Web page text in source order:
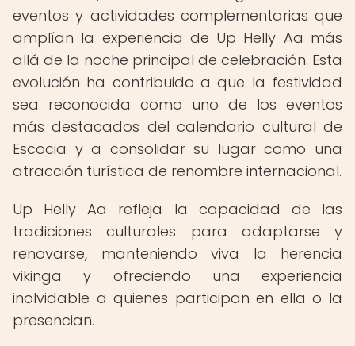
eventos y actividades complementarias que
amplían la experiencia de Up Helly Aa más
allá de la noche principal de celebración. Esta
evolución ha contribuido a que la festividad
sea reconocida como uno de los eventos
más destacados del calendario cultural de
Escocia y a consolidar su lugar como una
atracción turística de renombre internacional.
Up Helly Aa refleja la capacidad de las
tradiciones culturales para adaptarse y
renovarse, manteniendo viva la herencia
vikinga y ofreciendo una experiencia
inolvidable a quienes participan en ella o la
presencian.